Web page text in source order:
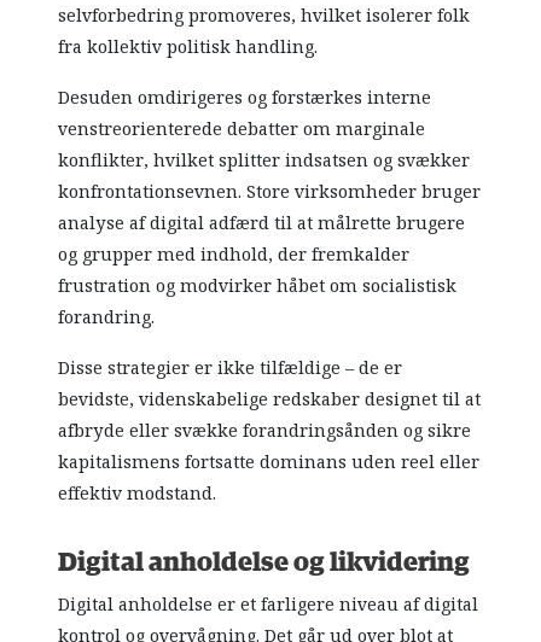
selvforbedring promoveres, hvilket isolerer folk
fra kollektiv politisk handling.
Desuden omdirigeres og forstærkes interne
venstreorienterede debatter om marginale
konflikter, hvilket splitter indsatsen og svækker
konfrontationsevnen. Store virksomheder bruger
analyse af digital adfærd til at målrette brugere
og grupper med indhold, der fremkalder
frustration og modvirker håbet om socialistisk
forandring.
Disse strategier er ikke tilfældige – de er
bevidste, videnskabelige redskaber designet til at
afbryde eller svække forandringsånden og sikre
kapitalismens fortsatte dominans uden reel eller
effektiv modstand.
Digital anholdelse og likvidering
Digital anholdelse er et farligere niveau af digital
kontrol og overvågning. Det går ud over blot at